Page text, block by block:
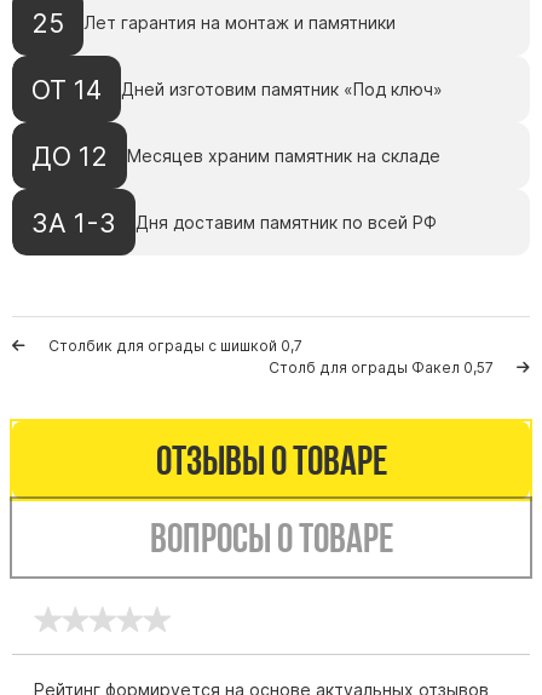
Памятники дочери
Памятники мужчине
Памятники мужу
Памятники врачу
Памятники индивидуальные
Памятники классические
Памятники красивые
Памятники прямоугольные
Памятники с воздушным креcтом
25 Лет гарантия на монтаж и памятники
ОТ 14 Дней изготовим памятник «Под ключ»
ДО 12 Месяцев храним памятник на складе
ЗА 1-3 Дня доставим памятник по всей РФ
Столбик для ограды с шишкой 0,7
Столб для ограды Факел 0,57
Отзывы о товаре
Вопросы о товаре
Рейтинг формируется на основе актуальных отзывов